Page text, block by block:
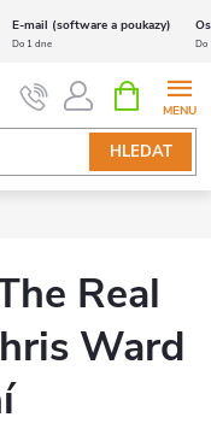
E-mail (software a poukazy)
Do 1 dne Do
HLEDAT
NÁKUPNÍ
KOŠÍK
Real
Ward